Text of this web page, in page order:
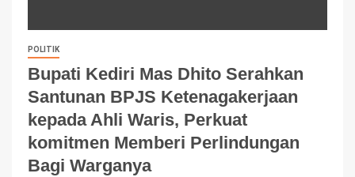
POLITIK
Bupati Kediri Mas Dhito Serahkan
Santunan BPJS Ketenagakerjaan
kepada Ahli Waris, Perkuat
komitmen Memberi Perlindungan
Bagi Warganya